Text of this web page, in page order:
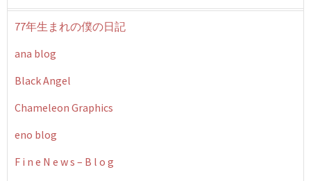
77年生まれの僕の日記
ana blog
Black Angel
Chameleon Graphics
eno blog
F i n e N e w s – B l o g